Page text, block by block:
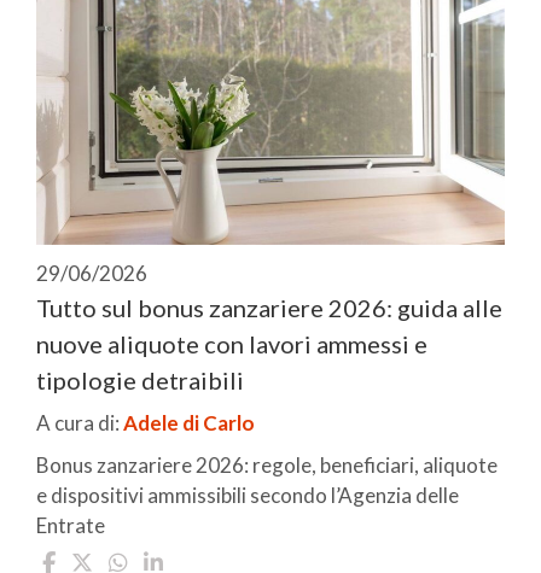
29/06/2026
Tutto sul bonus zanzariere 2026: guida alle
nuove aliquote con lavori ammessi e
tipologie detraibili
A cura di:Adele di Carlo
Bonus zanzariere 2026: regole, beneficiari, aliquote
e dispositivi ammissibili secondo l’Agenzia delle
Entrate